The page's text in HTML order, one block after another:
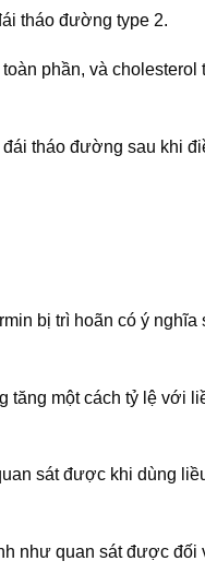
tháo đường type 2.
phần, và cholesterol
tháo đường sau khi
bị trì hoãn có ý nghĩa
tăng một cách tỷ lệ với
sát được khi dùng
như quan sát được đối